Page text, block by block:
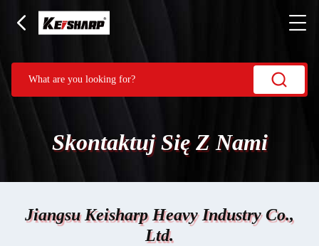
Skontaktuj Się Z Nami
Jiangsu Keisharp Heavy Industry Co.,
Ltd.